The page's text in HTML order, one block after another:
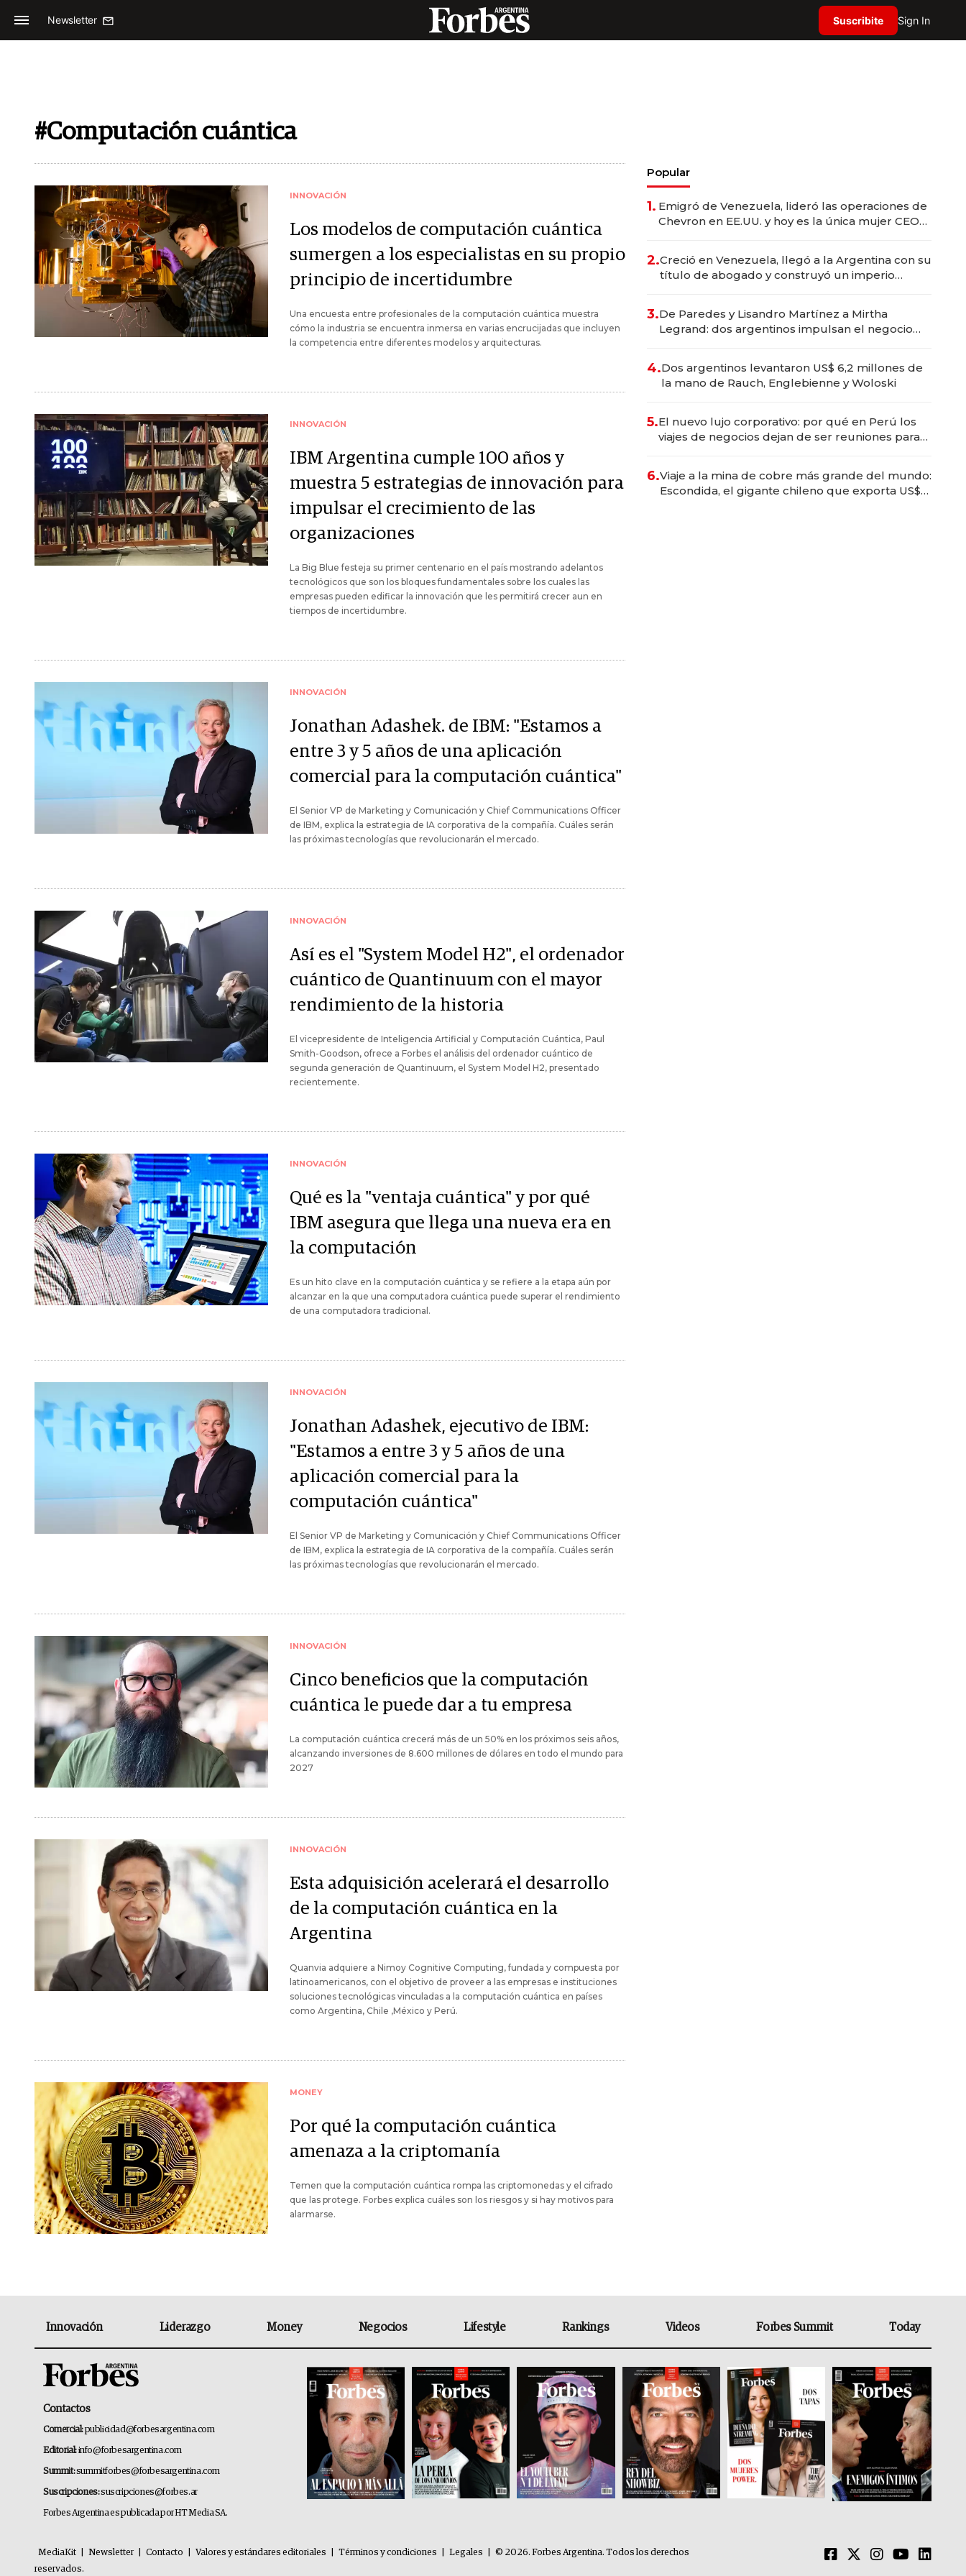
Newsletter Suscribite Sign In
#Computación cuántica
INNOVACIÓN
Los modelos de computación cuántica
sumergen a los especialistas en su propio
principio de incertidumbre
Una encuesta entre profesionales de la computación cuántica muestra
cómo la industria se encuentra inmersa en varias encrucijadas que incluyen
la competencia entre diferentes modelos y arquitecturas.
INNOVACIÓN
IBM Argentina cumple 100 años y
muestra 5 estrategias de innovación para
impulsar el crecimiento de las
organizaciones
La Big Blue festeja su primer centenario en el país mostrando adelantos
tecnológicos que son los bloques fundamentales sobre los cuales las
empresas pueden edificar la innovación que les permitirá crecer aun en
tiempos de incertidumbre.
INNOVACIÓN
Jonathan Adashek. de IBM: "Estamos a
entre 3 y 5 años de una aplicación
comercial para la computación cuántica"
El Senior VP de Marketing y Comunicación y Chief Communications Officer
de IBM, explica la estrategia de IA corporativa de la compañía. Cuáles serán
las próximas tecnologías que revolucionarán el mercado.
INNOVACIÓN
Así es el "System Model H2", el ordenador
cuántico de Quantinuum con el mayor
rendimiento de la historia
El vicepresidente de Inteligencia Artificial y Computación Cuántica, Paul
Smith-Goodson, ofrece a Forbes el análisis del ordenador cuántico de
segunda generación de Quantinuum, el System Model H2, presentado
recientemente.
INNOVACIÓN
Qué es la "ventaja cuántica" y por qué
IBM asegura que llega una nueva era en
la computación
Es un hito clave en la computación cuántica y se refiere a la etapa aún por
alcanzar en la que una computadora cuántica puede superar el rendimiento
de una computadora tradicional.
INNOVACIÓN
Jonathan Adashek, ejecutivo de IBM:
"Estamos a entre 3 y 5 años de una
aplicación comercial para la
computación cuántica"
El Senior VP de Marketing y Comunicación y Chief Communications Officer
de IBM, explica la estrategia de IA corporativa de la compañía. Cuáles serán
las próximas tecnologías que revolucionarán el mercado.
INNOVACIÓN
Cinco beneficios que la computación
cuántica le puede dar a tu empresa
La computación cuántica crecerá más de un 50% en los próximos seis años,
alcanzando inversiones de 8.600 millones de dólares en todo el mundo para
2027
INNOVACIÓN
Esta adquisición acelerará el desarrollo
de la computación cuántica en la
Argentina
Quanvia adquiere a Nimoy Cognitive Computing, fundada y compuesta por
latinoamericanos, con el objetivo de proveer a las empresas e instituciones
soluciones tecnológicas vinculadas a la computación cuántica en países
como Argentina, Chile ,México y Perú.
MONEY
Por qué la computación cuántica
amenaza a la criptomanía
Temen que la computación cuántica rompa las criptomonedas y el cifrado
que las protege. Forbes explica cuáles son los riesgos y si hay motivos para
alarmarse.
Popular
1. Emigró de Venezuela, lideró las operaciones de
Chevron en EE.UU. y hoy es la única mujer CEO
2.Creció en Venezuela, llegó a la Argentina con su
título de abogado y construyó un imperio
3.De Paredes y Lisandro Martínez a Mirtha
Legrand: dos argentinos impulsan el negocio
4.Dos argentinos levantaron US$ 6,2 millones de
la mano de Rauch, Englebienne y Woloski
5.El nuevo lujo corporativo: por qué en Perú los
viajes de negocios dejan de ser reuniones para
6.Viaje a la mina de cobre más grande del mundo:
Escondida, el gigante chileno que exporta US$
Innovación Liderazgo Money Negocios Lifestyle Rankings Videos Forbes Summit Today
Contactos
Comercial:publicidad@forbesargentina.com
Editorial:info@forbesargentina.com
Summit:summitforbes@forbesargentina.com
Suscripciones:suscripciones@forbes.ar
Forbes Argentina es publicada por HT Media SA.
MediaKit Newsletter Contacto Valores y estándares editoriales Términos y condiciones Legales
© 2026. Forbes Argentina. Todos los derechos
reservados.